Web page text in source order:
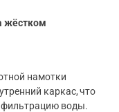
жёстком
намотки
каркас, что
фильтрацию воды.